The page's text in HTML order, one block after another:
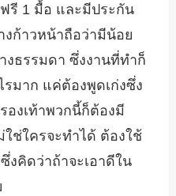
รี 1 มื้อ และมีประกัน
ก้าวหน้าถือว่ามีน้อย
งธรรมดา ซึ่งงานที่ทำก็
มาก แค่ต้องพูดเก่งซึ่ง
องเท้าพวกนี้ก็ต้องมี
ใช่ใครจะทำได้ ต้องใช้
คิดว่าถ้าจะเอาดีใน